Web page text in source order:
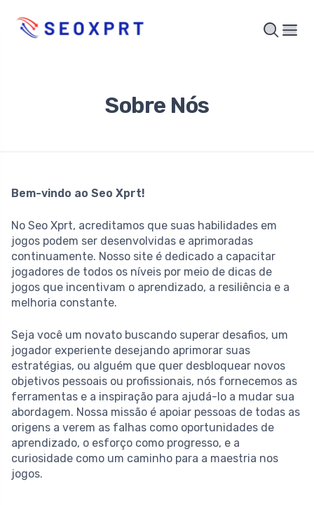
Sobre Nós
Bem-vindo ao Seo Xprt!
No Seo Xprt, acreditamos que suas habilidades em
jogos podem ser desenvolvidas e aprimoradas
continuamente. Nosso site é dedicado a capacitar
jogadores de todos os níveis por meio de dicas de
jogos que incentivam o aprendizado, a resiliência e a
melhoria constante.
Seja você um novato buscando superar desafios, um
jogador experiente desejando aprimorar suas
estratégias, ou alguém que quer desbloquear novos
objetivos pessoais ou profissionais, nós fornecemos as
ferramentas e a inspiração para ajudá-lo a mudar sua
abordagem. Nossa missão é apoiar pessoas de todas as
origens a verem as falhas como oportunidades de
aprendizado, o esforço como progresso, e a
curiosidade como um caminho para a maestria nos
jogos.